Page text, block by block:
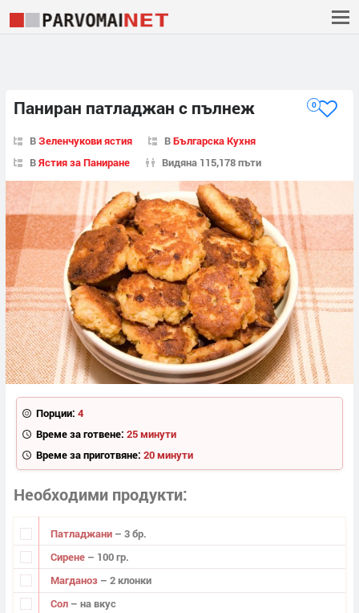
Паниран патладжан с пълнеж 0
ВЗеленчукови ястия ВБългарска Кухня
ВЯстия за Паниране Видяна 115,178 пъти
Порции: 4
Време за готвене: 25 минути
Време за приготвяне: 20 минути
Необходими продукти
Патладжани – 3 бр.
Сирене – 100 гр.
Магданоз – 2 клонки
Сол – на вкус